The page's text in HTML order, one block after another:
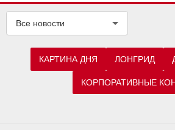
Все новости
КАРТИНА ДНЯ ЛОНГРИД
КОРПОРАТИВНЫЕ